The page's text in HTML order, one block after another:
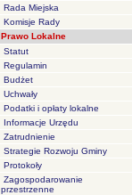
Rada Miejska
Komisje Rady
Prawo Lokalne
Statut
Regulamin
Budżet
Uchwały
Podatki i opłaty lokalne
Informacje Urzędu
Zatrudnienie
Strategie Rozwoju Gminy
Protokoły
Zagospodarowanie
przestrzenne